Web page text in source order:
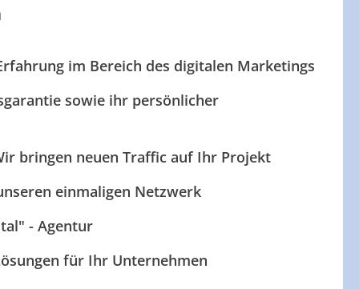
im Bereich des digitalen Marketings
sowie ihr persönlicher
bringen neuen Traffic auf Ihr Projekt
einmaligen Netzwerk
- Agentur
für Ihr Unternehmen